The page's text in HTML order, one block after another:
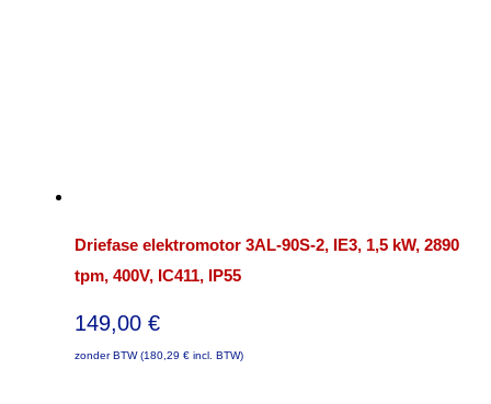
Driefase elektromotor 3AL-90S-2, IE3, 1,5 kW, 2890
tpm, 400V, IC411, IP55
149,00 €
zonder BTW (180,29 € incl. BTW)